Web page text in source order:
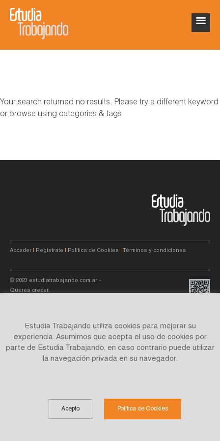
Your search returned no results. Please try a different keyword
or browse using categories & tags
Acceder Registrate Política de Cookies Términos y condiciones
© 2023 estudiatrabajando.com.ar -
Querés crecer.
Site by
Estudia Trabajando utiliza cookies para mejorar su
experiencia. Asumimos que acepta el uso de cookies por
parte de Estudia Trabajando, en caso contrario puede utilizar
la navegación privada en su navegador.
Acepto Política de Cookies